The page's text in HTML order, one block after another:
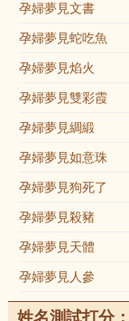
孕婦夢見文書
孕婦夢見蛇吃魚
孕婦夢見焰火
孕婦夢見雙彩霞
孕婦夢見綢緞
孕婦夢見如意珠
孕婦夢見狗死了
孕婦夢見殺豬
孕婦夢見天體
孕婦夢見人參
姓名測試打分：